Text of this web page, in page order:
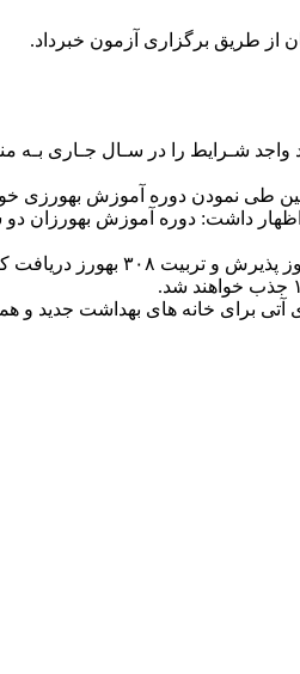
در نظـر داریم جهت تـامین نیـروی انسـانی بهورز، تعـداد 90
طی نمودن دوره آموزش بهورزی
اظهار داشت: دوره آموزش
برای خانه های بهداشت جدید و